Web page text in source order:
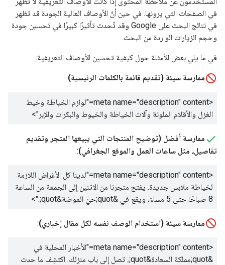
في الصفحات التي يرونها. في حين أنّ الأوصاف العالية الجودة قد تظهر
في نتائج البحث على Google وقد تُحدث تأثيرًا كبيرًا في تحسين جودة
وحجم الزيارات الواردة من البحث.
في ما يلي بعض الأمثلة حول كيفية تحسين الأوصاف التعريفية:
ممارسة سيئة (تقديم قائمة بالكلمات الرئيسية):
<meta name="description" content="
لوازم الخياطة وخيط
الغزل والأقلام الملونة وآلات الخياطة والخيوط والبكرات والإبر">
ممارسة أفضل (توضيح المنتجات التي يبيعها المتجر وتقديم
تفاصيل، مثل ساعات العمل والموقع الجغرافي):
<meta name="description" content="
لدينا كل الأغراض اللازمة
لخياطة ملابس جديدة. يفتح متجرنا من الاثنين إلى الجمعة من الساعة
8 صباحًا حتى 5 مساءً، ويقع في &quot;حيّ الموضة&quot;.
">
ممارسة سيئة (استخدام الوصف نفسه لكل مقال إخباري):
<meta name="description" content="
الأخبار المحلية في
&quot;مملكة السعادة&quot;، تصل إلى باب منزلك. اكتشِف ما حدث